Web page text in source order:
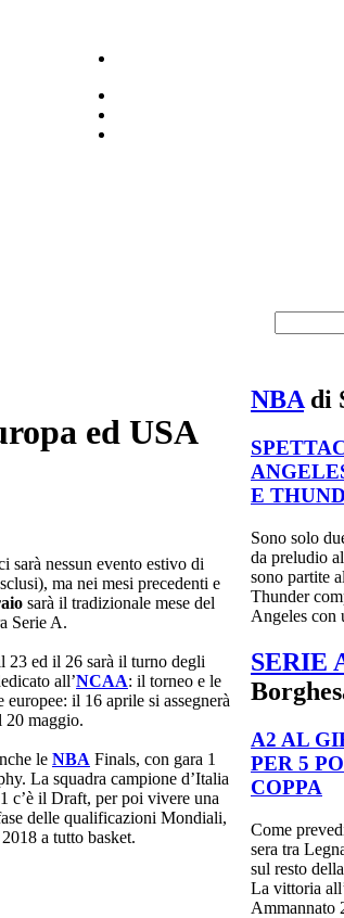
ed USA
sarà nessun evento estivo di
ma nei mesi precedenti e
sarà il tradizionale mese del
Serie A.
23 ed il 26 sarà il turno degli
all’NCAA: il torneo e le
il 16 aprile si assegnerà
20 maggio.
le NBA Finals, con gara 1
La squadra campione d’Italia
c’è il Draft, per poi vivere una
delle qualificazioni Mondiali,
a tutto basket.
NBA di
E
Sono solo
da preludio
sono partite
Thunder
Angeles con
SERIE
A2 AL
PER 5
COPPA
Come
sera tra
sul resto
La vittoria
Ammannato